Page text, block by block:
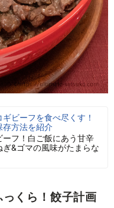
ビーフを食べ尽くす！
存方法を紹介
フ！白ご飯にあう甘辛
&ゴマの風味がたまらな
くら！餃子計画